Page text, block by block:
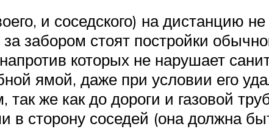
и соседского) на дистанцию
забором стоят постройки
которых не нарушает
ямой, даже при условии его
же как до дороги и газовой
сторону соседей (она должна